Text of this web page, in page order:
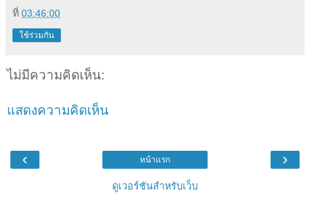
ที่ 03:46:00
ใช้ร่วมกัน
ไม่มีความคิดเห็น:
แสดงความคิดเห็น
‹ ›
หน้าแรก
ดูเวอร์ชันสำหรับเว็บ